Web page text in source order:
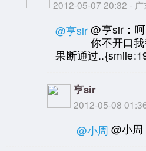
2012-05-07 20:32 - 广
@亨sir @亨sir：
你不开口
果断通过
亨sir
2012-05-08
@小周 @小